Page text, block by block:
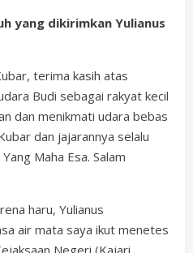
yang dikirimkan Yulianus
terima kasih atas
Budi sebagai rakyat kecil
dan menikmati udara bebas
dan jajarannya selalu
Maha Esa. Salam
haru, Yulianus
air mata saya ikut menetes